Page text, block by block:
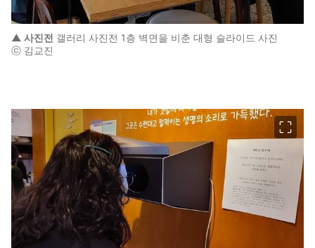
▲ 사진전 갤러리 사진전 1층 벽면을 비춘 대형 슬라이드 사진
ⓒ 김교진